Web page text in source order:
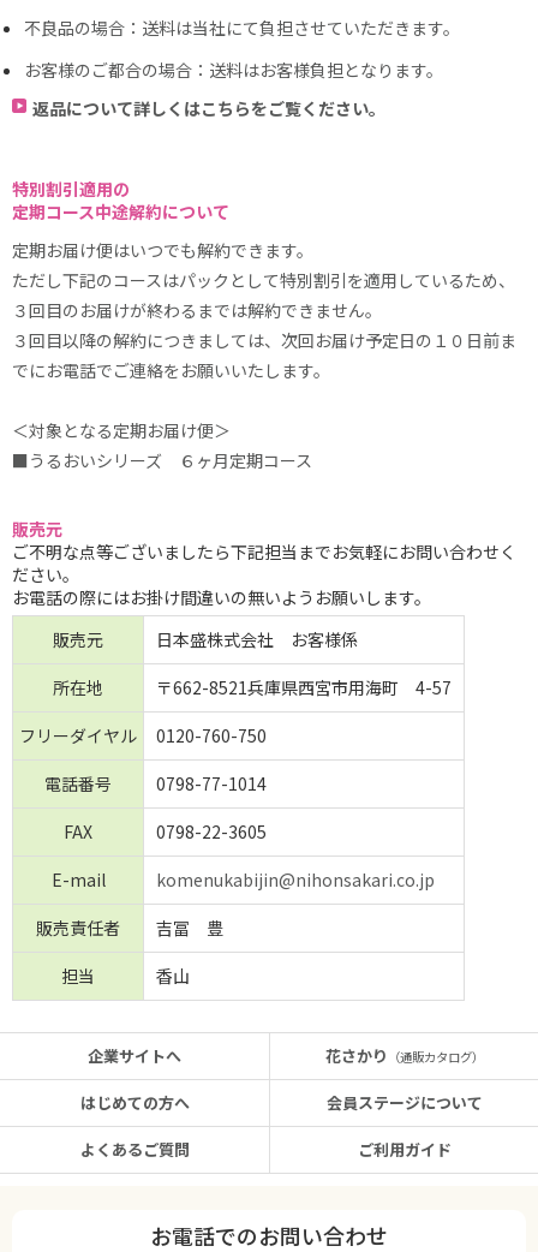
不良品の場合：送料は当社にて負担させていただきます。
お客様のご都合の場合：送料はお客様負担となります。
返品について詳しくはこちらをご覧ください。
特別割引適用の
定期コース中途解約について
定期お届け便はいつでも解約できます。
ただし下記のコースはパックとして特別割引を適用しているため、
３回目のお届けが終わるまでは解約できません。
３回目以降の解約につきましては、次回お届け予定日の１０日前ま
でにお電話でご連絡をお願いいたします。
＜対象となる定期お届け便＞
■うるおいシリーズ ６ヶ月定期コース
販売元
ご不明な点等ございましたら下記担当までお気軽にお問い合わせく
ださい。
お電話の際にはお掛け間違いの無いようお願いします。
販売元
日本盛株式会社 お客様係
所在地
〒662-8521兵庫県西宮市用海町 4-57
フリーダイヤル
0120-760-750
電話番号
0798-77-1014
FAX
0798-22-3605
E-mail
komenukabijin@nihonsakari.co.jp
販売責任者
吉冨 豊
担当
香山
企業サイトへ
はじめての方へ
よくあるご質問
花さかり （通販カタログ）
会員ステージについて
ご利用ガイド
お電話でのお問い合わせ